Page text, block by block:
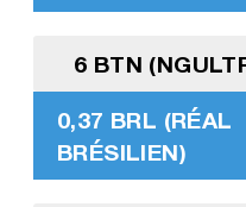
6 BTN
0,37 BRL (RÉAL
BRÉSILIEN)